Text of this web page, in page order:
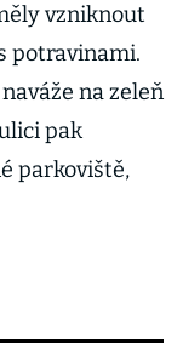
vzniknout
potravinami.
na zeleň
pak
parkoviště,